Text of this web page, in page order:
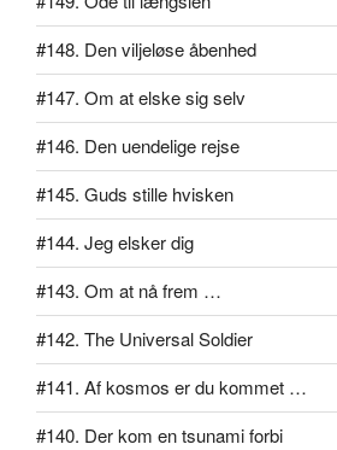
#148. Den viljeløse åbenhed
#147. Om at elske sig selv
#146. Den uendelige rejse
#145. Guds stille hvisken
#144. Jeg elsker dig
#143. Om at nå frem …
#142. The Universal Soldier
#141. Af kosmos er du kommet …
#140. Der kom en tsunami forbi